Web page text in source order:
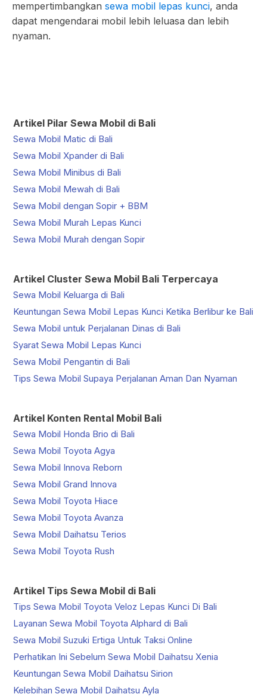
mempertimbangkan sewa mobil lepas kunci, anda
dapat mengendarai mobil lebih leluasa dan lebih
nyaman.
Artikel Pilar Sewa Mobil di Bali
Sewa Mobil Matic di Bali
Sewa Mobil Xpander di Bali
Sewa Mobil Minibus di Bali
Sewa Mobil Mewah di Bali
Sewa Mobil dengan Sopir + BBM
Sewa Mobil Murah Lepas Kunci
Sewa Mobil Murah dengan Sopir
Artikel Cluster Sewa Mobil Bali Terpercaya
Sewa Mobil Keluarga di Bali
Keuntungan Sewa Mobil Lepas Kunci Ketika Berlibur ke Bali
Sewa Mobil untuk Perjalanan Dinas di Bali
Syarat Sewa Mobil Lepas Kunci
Sewa Mobil Pengantin di Bali
Tips Sewa Mobil Supaya Perjalanan Aman Dan Nyaman
Artikel Konten Rental Mobil Bali
Sewa Mobil Honda Brio di Bali
Sewa Mobil Toyota Agya
Sewa Mobil Innova Reborn
Sewa Mobil Grand Innova
Sewa Mobil Toyota Hiace
Sewa Mobil Toyota Avanza
Sewa Mobil Daihatsu Terios
Sewa Mobil Toyota Rush
Artikel Tips Sewa Mobil di Bali
Tips Sewa Mobil Toyota Veloz Lepas Kunci Di Bali
Layanan Sewa Mobil Toyota Alphard di Bali
Sewa Mobil Suzuki Ertiga Untuk Taksi Online
Perhatikan Ini Sebelum Sewa Mobil Daihatsu Xenia
Keuntungan Sewa Mobil Daihatsu Sirion
Kelebihan Sewa Mobil Daihatsu Ayla